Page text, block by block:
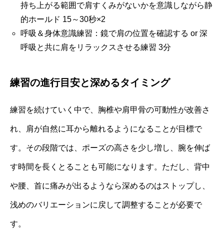
持ち上がる範囲で肩すくみがないかを意識しながら静
的ホールド 15～30秒×2
呼吸＆身体意識練習：鏡で肩の位置を確認する or 深
呼吸と共に肩をリラックスさせる練習 3分
練習の進行目安と深めるタイミング
練習を続けていく中で、胸椎や肩甲骨の可動性が改善さ
れ、肩が自然に耳から離れるようになることが目標で
す。その段階では、ポーズの高さを少し増し、腕を伸ば
す時間を長くとることも可能になります。ただし、背中
や腰、首に痛みが出るようなら深めるのはストップし、
浅めのバリエーションに戻して調整することが必要で
す。